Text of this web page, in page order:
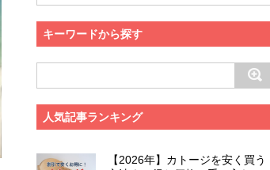
キーワードから探す
人気記事ランキング
【2026年】カトージを安く買う